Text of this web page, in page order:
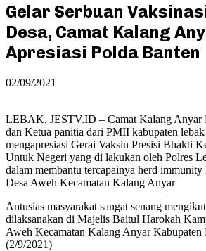
Gelar Serbuan
Desa, Camat Kalang
Apresiasi Polda Banten
02/09/2021
LEBAK, JESTV.ID – Camat Kalang Anyar
dan Ketua panitia dari PMII kabupaten
mengapresiasi Gerai Vaksin Presisi Bhakti
Untuk Negeri yang di lakukan oleh Polres
dalam membantu tercapainya herd immunity
Desa Aweh Kecamatan Kalang Anyar
Antusias masyarakat sangat senang
dilaksanakan di Majelis Baitul Harokah
Aweh Kecamatan Kalang Anyar Kabupaten
(2/9/2021)